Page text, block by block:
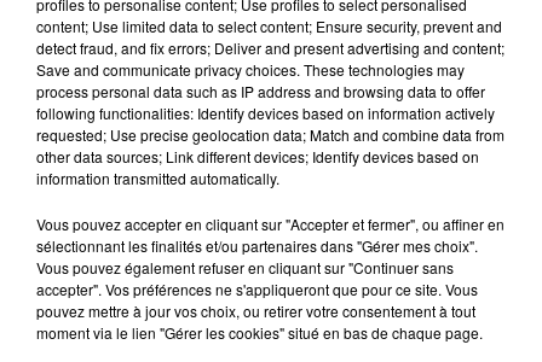
un SMS qui vous contacte de manière inattendue
et pressante.
Parlez-en à quelqu'un:Si vous avez reçu un
appel ou un SMS suspect, parlez-en à un ami, un
membre de votre famille ou à une personne de
confiance. Ils peuvent vous aider à déterminer s'il
s'agit d'une arnaque et vous conseiller sur la
marche à suivre.
COMMENT SIGNALER UNE
ARNAQUE EN FRANCE
Vous pouvez signaler les arnaques SMS au 33700 et les
content; Use limited data to select content; Ensure security, prevent and
detect fraud, and fix errors; Deliver and present advertising and content;
Save and communicate privacy choices. These technologies may
process personal data such as IP address and browsing data to offer
following functionalities: Identify devices based on information actively
requested; Use precise geolocation data; Match and combine data from
other data sources; Link different devices; Identify devices based on
information transmitted automatically.
Vous pouvez accepter en cliquant sur "Accepter et fermer", ou affiner en
sélectionnant les finalités et/ou partenaires dans "Gérer mes choix".
Vous pouvez également refuser en cliquant sur "Continuer sans
accepter". Vos préférences ne s'appliqueront que pour ce site. Vous
pouvez mettre à jour vos choix, ou retirer votre consentement à tout
moment via le lien "Gérer les cookies" situé en bas de chaque page.